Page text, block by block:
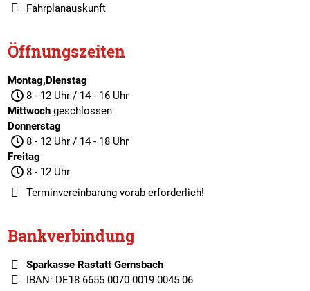
Fahrplanauskunft
Öffnungszeiten
Montag,Dienstag
8 - 12 Uhr / 14 - 16 Uhr
Mittwochgeschlossen
Donnerstag
8 - 12 Uhr / 14 - 18 Uhr
Freitag
8 - 12 Uhr
Terminvereinbarungvorab erforderlich!
Bankverbindung
Sparkasse Rastatt Gernsbach
IBAN: DE18 6655 0070 0019 0045 06